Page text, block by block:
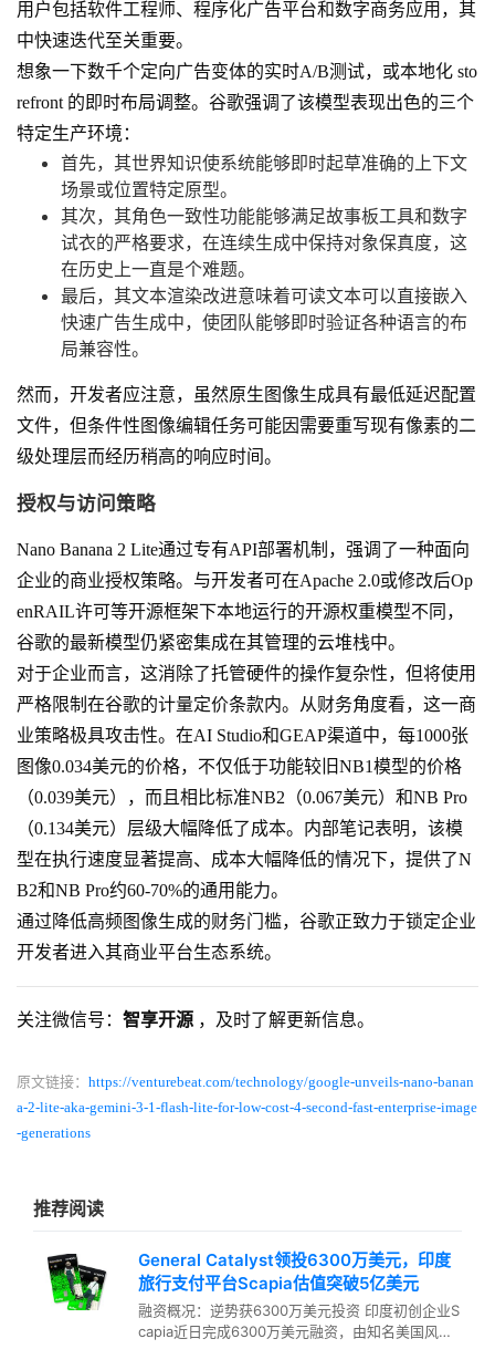
用户包括软件工程师、程序化广告平台和数字商务应用，其
中快速迭代至关重要。
想象一下数千个定向广告变体的实时A/B测试，或本地化 sto
refront 的即时布局调整。谷歌强调了该模型表现出色的三个
特定生产环境：
首先，其世界知识使系统能够即时起草准确的上下文
场景或位置特定原型。
其次，其角色一致性功能能够满足故事板工具和数字
试衣的严格要求，在连续生成中保持对象保真度，这
在历史上一直是个难题。
最后，其文本渲染改进意味着可读文本可以直接嵌入
快速广告生成中，使团队能够即时验证各种语言的布
局兼容性。
然而，开发者应注意，虽然原生图像生成具有最低延迟配置
文件，但条件性图像编辑任务可能因需要重写现有像素的二
级处理层而经历稍高的响应时间。
授权与访问策略
Nano Banana 2 Lite通过专有API部署机制，强调了一种面向
企业的商业授权策略。与开发者可在Apache 2.0或修改后Op
enRAIL许可等开源框架下本地运行的开源权重模型不同，
谷歌的最新模型仍紧密集成在其管理的云堆栈中。
对于企业而言，这消除了托管硬件的操作复杂性，但将使用
严格限制在谷歌的计量定价条款内。从财务角度看，这一商
业策略极具攻击性。在AI Studio和GEAP渠道中，每1000张
图像0.034美元的价格，不仅低于功能较旧NB1模型的价格
（0.039美元），而且相比标准NB2（0.067美元）和NB Pro
（0.134美元）层级大幅降低了成本。内部笔记表明，该模
型在执行速度显著提高、成本大幅降低的情况下，提供了N
B2和NB Pro约60-70%的通用能力。
通过降低高频图像生成的财务门槛，谷歌正致力于锁定企业
开发者进入其商业平台生态系统。
关注微信号： 智享开源 ，及时了解更新信息。
原文链接： https://venturebeat.com/technology/google-unveils-nano-banan
a-2-lite-aka-gemini-3-1-flash-lite-for-low-cost-4-second-fast-enterprise-image
-generations
推荐阅读
General Catalyst领投6300万美元，印度
旅行支付平台Scapia估值突破5亿美元
融资概况：逆势获6300万美元投资 印度初创企业S
capia近日完成6300万美元融资，由知名美国风投